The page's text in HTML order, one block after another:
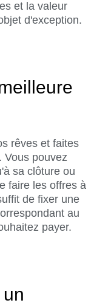
et la valeur
d'exception.
rêves et faites
Vous pouvez
sa clôture ou
faire les offres à
de fixer une
au
payer.